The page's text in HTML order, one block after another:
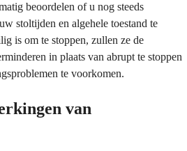
beoordelen of u nog steeds
stoltijden en algehele toestand te
is om te stoppen, zullen ze de
in plaats van abrupt te stoppen
te voorkomen.
van